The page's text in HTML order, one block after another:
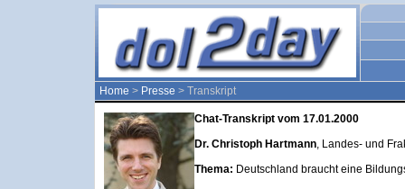
Home > Presse > Transkript
Chat-Transkript vom 17.01.2000
Dr. Christoph Hartmann, Landes- und
Thema: Deutschland braucht eine